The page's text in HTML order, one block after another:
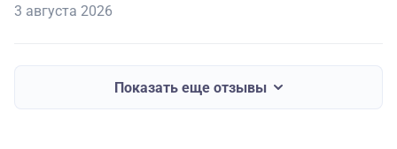
3 августа 2026
Показать еще отзывы